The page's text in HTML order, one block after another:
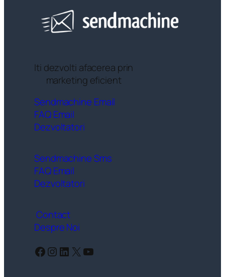
Iti dezvolti afacerea prin
marketing eficient
Sendmachine Email
FAQ Email
Dezvoltatori
Sendmachine Sms
FAQ Email
Dezvoltatori
Contact
Despre Noi
Facebook
Instagram
LinkedIn
X YouTube